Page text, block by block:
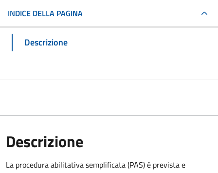
INDICE DELLA PAGINA
Descrizione
Descrizione
La procedura abilitativa semplificata (PAS) è prevista e